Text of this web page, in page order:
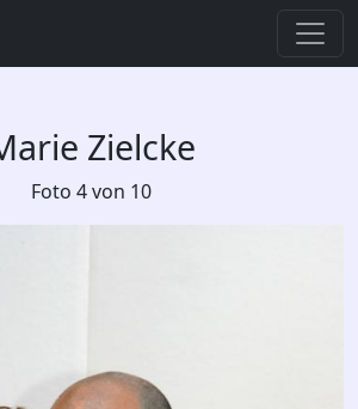
Zielcke
Foto 4 von 10